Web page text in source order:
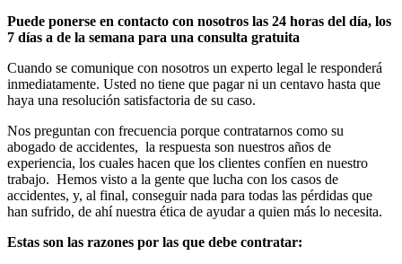
Puede ponerse en contacto con nosotros las 24 horas del día, los
7 días a de la semana para una consulta gratuita
Cuando se comunique con nosotros un experto legal le responderá
inmediatamente. Usted no tiene que pagar ni un centavo hasta que
haya una resolución satisfactoria de su caso.
Nos preguntan con frecuencia porque contratarnos como su
abogado de accidentes, la respuesta son nuestros años de
experiencia, los cuales hacen que los clientes confíen en nuestro
trabajo. Hemos visto a la gente que lucha con los casos de
accidentes, y, al final, conseguir nada para todas las pérdidas que
han sufrido, de ahí nuestra ética de ayudar a quien más lo necesita.
Estas son las razones por las que debe contratar: